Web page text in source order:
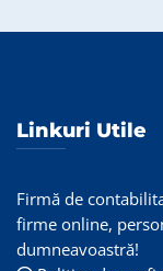
Linkuri Utile
Firmă de
firme online,
dumneavoastră!